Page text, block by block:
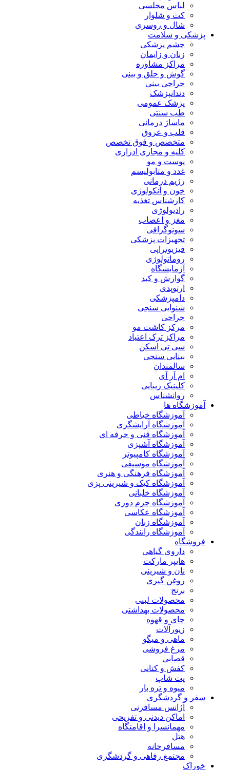
لباس مجلسی
کت و شلوار
شال و روسری
پزشکی و سلامت
چشم پزشکی
زنان و زایمان
مراکز مشاوره
گوش و حلق و بینی
جراحی بینی
دندانپزشک
پزشک عمومی
طب سنتی
ماساژ درمانی
قلب و عروق
متخصص و فوق تخصص
کلیه و مجاری ادراری
پوست و مو
غدد و متابولیسم
رژیم درمانی
خون و آنکولوژی
کارشناس تغذیه
رادیولوژی
مغز و اعصاب
سونوگرافی
تجهیزات پزشکی
فیزیوتراپی
روماتولوژی
آزمایشگاه
گوارش و کبد
ارتوپدی
دامپزشکی
شنوایی سنجی
جراحی
مرکز کاشت مو
مراکز ترک اعتیاد
سی تی اسکن
بینایی سنجی
سالمندان
ام آر آی
کلینیک زیبایی
روانشناس
آموزشگاه ها
آموزشگاه خیاطی
آموزشگاه آرایشگری
آموزشگاه فنی و حرفه ای
آموزشگاه آشپزی
آموزشگاه کامپیوتر
آموزشگاه موسیقی
آموزشگاه فرهنگی و هنری
آموزشگاه کیک و شیرینی پزی
آموزشگاه خلبانی
آموزشگاه چرم دوزی
آموزشگاه عکاسی
آموزشگاه زبان
آموزشگاه رانندگی
فروشگاه
داروی گیاهی
هایپر مارکت
نان و شیرینی
روغن گیری
برنج
محصولات لبنی
محصولات بهداشتی
چای و قهوه
زیورآلات
ماهی و میگو
مرغ فروشی
قصابی
کفش و کتانی
پت شاپ
میوه و تره بار
سفر و گردشگری
آژانس مسافرتی
اماکن دیدنی و تفریحی
مهمانسرا و اقامتگاه
هتل
مسافرخانه
مجتمع رفاهی و گردشگری
خوراک